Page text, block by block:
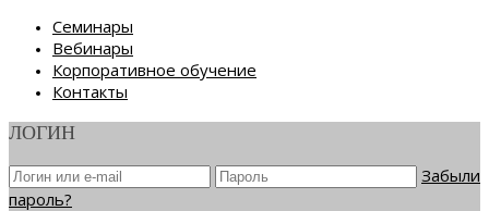
Семинары
Вебинары
Корпоративное обучение
Контакты
ЛОГИН
Забыли
пароль?